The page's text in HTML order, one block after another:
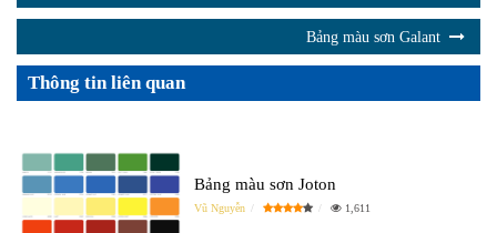
Bảng màu sơn Galant
Thông tin liên quan
Bảng màu sơn Joton
Vũ Nguyễn 1,611